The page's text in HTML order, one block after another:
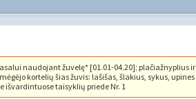
naudojant žuvelę* [01.01-04.20]; plačiažnyplius ir
kortelių šias žuvis: lašišas, šlakius, sykus, upines
išvardintuose taisyklių priede Nr. 1